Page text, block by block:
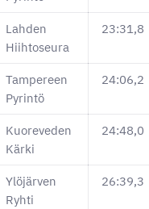
Lahden
Hiihtoseura
23:31,8
Tampereen
Pyrintö
24:06,2
Kuoreveden
Kärki
24:48,0
Ylöjärven
Ryhti
26:39,3